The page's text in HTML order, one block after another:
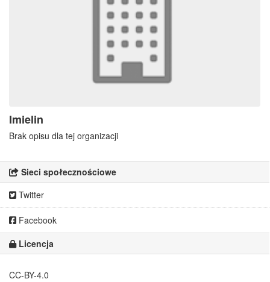
Imielin
Brak opisu dla tej organizacji
Sieci społecznościowe
Twitter
Facebook
Licencja
CC-BY-4.0